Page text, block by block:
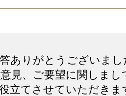
ありがとうございまし
見、ご要望に関しまし
立てさせていただきま